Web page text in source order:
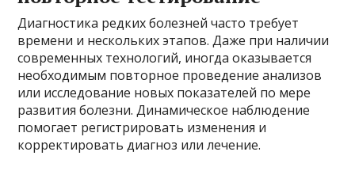
Диагностика редких болезней часто требует
времени и нескольких этапов. Даже при наличии
современных технологий, иногда оказывается
необходимым повторное проведение анализов
или исследование новых показателей по мере
развития болезни. Динамическое наблюдение
помогает регистрировать изменения и
корректировать диагноз или лечение.